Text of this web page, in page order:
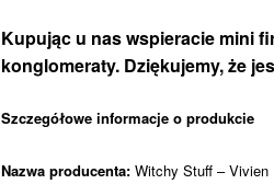
Kupując u nas wspieracie mini
konglomeraty. Dziękujemy, że
Szczegółowe informacje o produkcie
Nazwa producenta: Witchy Stuff – Vivien